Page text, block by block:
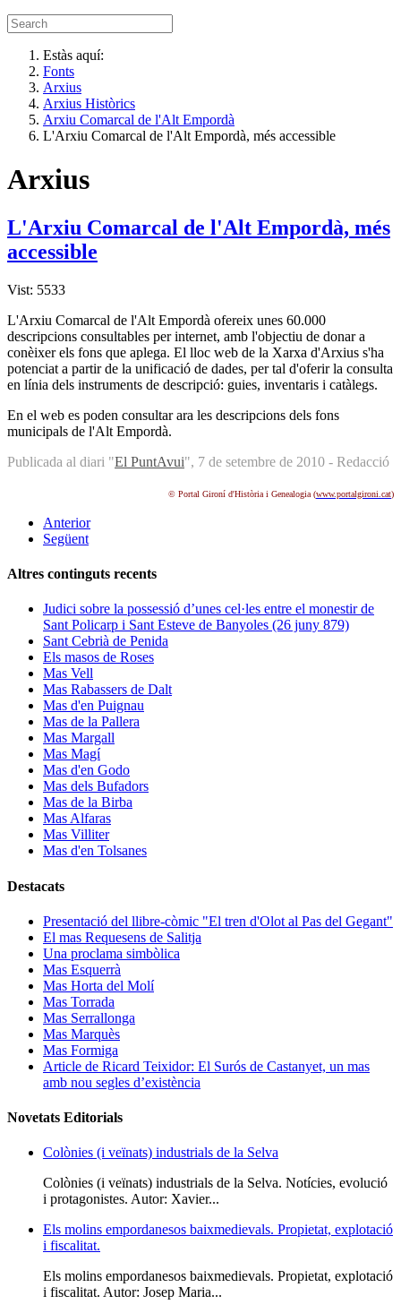
Estàs aquí:
Fonts
Arxius
Arxius Històrics
Arxiu Comarcal de l'Alt Empordà
L'Arxiu Comarcal de l'Alt Empordà, més accessible
Arxius
L'Arxiu Comarcal de l'Alt Empordà, més
accessible
Vist: 5533
L'Arxiu Comarcal de l'Alt Empordà ofereix unes 60.000
descripcions consultables per internet, amb l'objectiu de donar a
conèixer els fons que aplega. El lloc web de la Xarxa d'Arxius s'ha
potenciat a partir de la unificació de dades, per tal d'oferir la consulta
en línia dels instruments de descripció: guies, inventaris i catàlegs.
En el web es poden consultar ara les descripcions dels fons
municipals de l'Alt Empordà.
Publicada al diari "El PuntAvui", 7 de setembre de 2010 - Redacció
© Portal Gironí d'Història i Genealogia (www.portalgironi.cat)
Anterior
Següent
Altres continguts recents
Judici sobre la possessió d’unes cel·les entre el monestir de
Sant Policarp i Sant Esteve de Banyoles (26 juny 879)
Sant Cebrià de Penida
Els masos de Roses
Mas Vell
Mas Rabassers de Dalt
Mas d'en Puignau
Mas de la Pallera
Mas Margall
Mas Magí
Mas d'en Godo
Mas dels Bufadors
Mas de la Birba
Mas Alfaras
Mas Villiter
Mas d'en Tolsanes
Destacats
Presentació del llibre-còmic "El tren d'Olot al Pas del Gegant"
El mas Requesens de Salitja
Una proclama simbòlica
Mas Esquerrà
Mas Horta del Molí
Mas Torrada
Mas Serrallonga
Mas Marquès
Mas Formiga
Article de Ricard Teixidor: El Surós de Castanyet, un mas
amb nou segles d’existència
Novetats Editorials
Colònies (i veïnats) industrials de la Selva
Colònies (i veïnats) industrials de la Selva. Notícies, evolució
i protagonistes. Autor: Xavier...
Els molins empordanesos baixmedievals. Propietat, explotació
i fiscalitat.
Els molins empordanesos baixmedievals. Propietat, explotació
i fiscalitat. Autor: Josep Maria...